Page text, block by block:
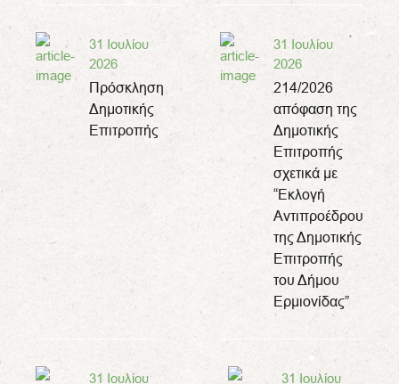
31 Ιουλίου
2026
Πρόσκληση
Δημοτικής
Επιτροπής
31 Ιουλίου
2026
214/2026
απόφαση της
Δημοτικής
Επιτροπής
σχετικά με
“Εκλογή
Αντιπροέδρου
της Δημοτικής
Επιτροπής
του Δήμου
Ερμιονίδας”
31 Ιουλίου
31 Ιουλίου